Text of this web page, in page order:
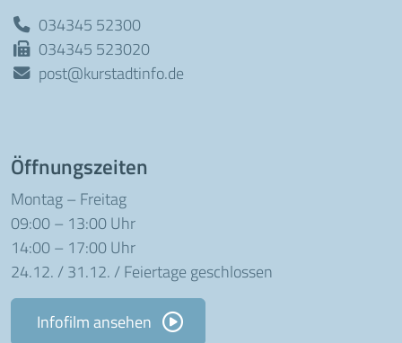
034345 52300
034345 523020
post@kurstadtinfo.de
Öffnungszeiten
Montag – Freitag
09:00 – 13:00 Uhr
14:00 – 17:00 Uhr
24.12. / 31.12. / Feiertage geschlossen
Infofilm ansehen